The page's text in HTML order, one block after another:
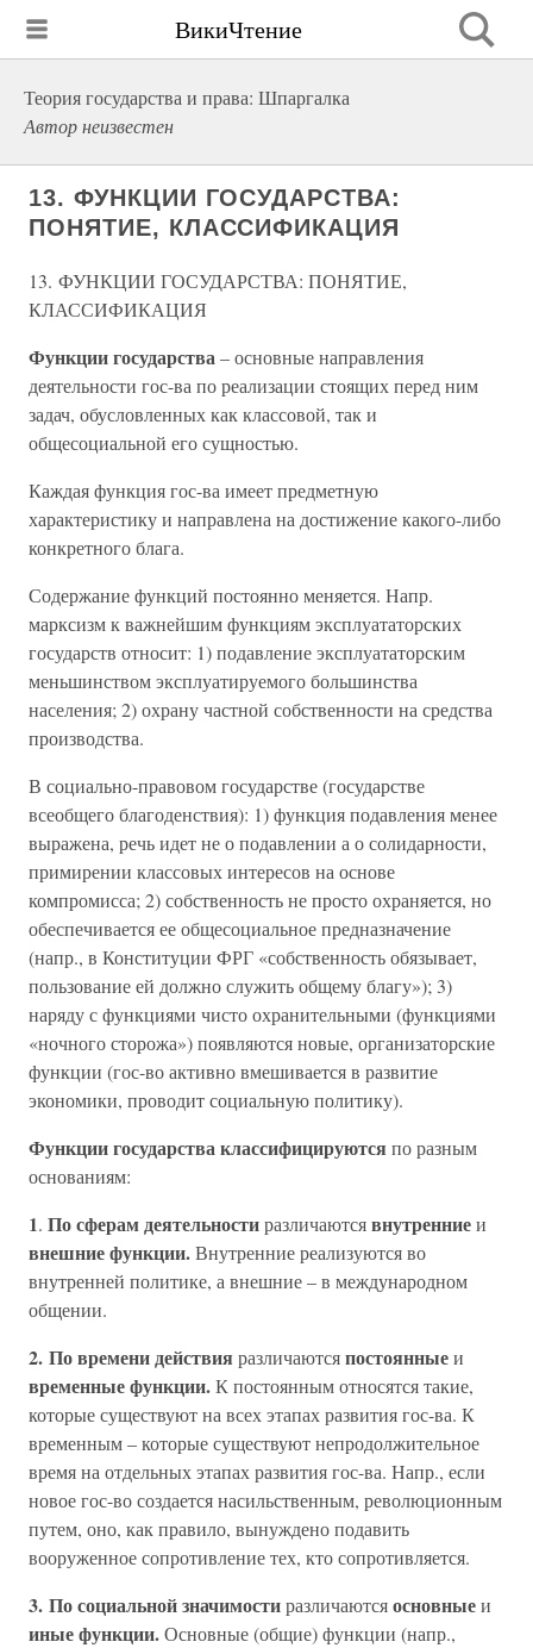
ВикиЧтение
Теория государства и права: Шпаргалка
Автор неизвестен
13. ФУНКЦИИ ГОСУДАРСТВА:
ПОНЯТИЕ, КЛАССИФИКАЦИЯ
13. ФУНКЦИИ ГОСУДАРСТВА: ПОНЯТИЕ,
КЛАССИФИКАЦИЯ
Функции государства– основные направления
деятельности гос-ва по реализации стоящих перед ним
задач, обусловленных как классовой, так и
общесоциальной его сущностью.
Каждая функция гос-ва имеет предметную
характеристику и направлена на достижение какого-либо
конкретного блага.
Содержание функций постоянно меняется. Напр.
марксизм к важнейшим функциям эксплуататорских
государств относит: 1) подавление эксплуататорским
меньшинством эксплуатируемого большинства
населения; 2) охрану частной собственности на средства
производства.
В социально-правовом государстве (государстве
всеобщего благоденствия): 1) функция подавления менее
выражена, речь идет не о подавлении а о солидарности,
примирении классовых интересов на основе
компромисса; 2) собственность не просто охраняется, но
обеспечивается ее общесоциальное предназначение
(напр., в Конституции ФРГ «собственность обязывает,
пользование ей должно служить общему благу»); 3)
наряду с функциями чисто охранительными (функциями
«ночного сторожа») появляются новые, организаторские
функции (гос-во активно вмешивается в развитие
экономики, проводит социальную политику).
Функции государства классифицируются по разным
основаниям:
1. По сферам деятельностиразличаютсявнутренниеи
внешние функции.Внутренние реализуются во
внутренней политике, а внешние – в международном
общении.
2. По времени действия различаютсяпостоянныеи
временные функции.К постоянным относятся такие,
которые существуют на всех этапах развития гос-ва. К
временным – которые существуют непродолжительное
время на отдельных этапах развития гос-ва. Напр., если
новое гос-во создается насильственным, революционным
путем, оно, как правило, вынуждено подавить
вооруженное сопротивление тех, кто сопротивляется.
3. По социальной значимостиразличаютсяосновныеи
иные функции.Основные (общие) функции (напр.,